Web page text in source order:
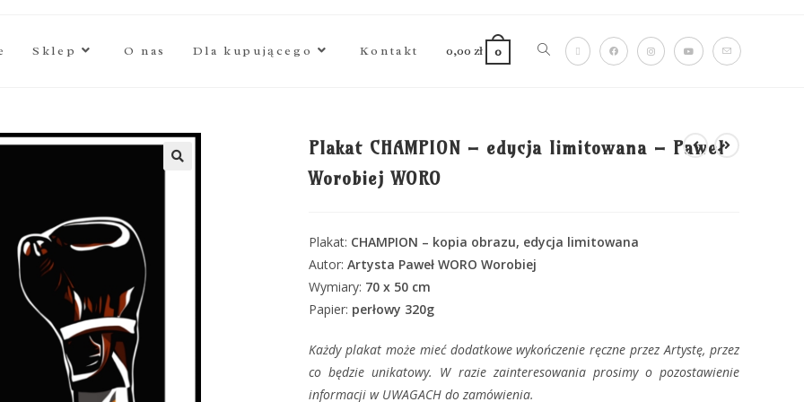
Sklep O nas Dla kupującego Kontakt 0,00 zł 0
Plakat CHAMPION – edycja limitowana – Paweł
Worobiej WORO
Plakat: CHAMPION – kopia obrazu, edycja limitowana
Autor: Artysta Paweł WORO Worobiej
Wymiary: 70 x 50 cm
Papier: perłowy 320g
Każdy plakat może mieć dodatkowe wykończenie ręczne przez Artystę, przez
co będzie unikatowy. W razie zainteresowania prosimy o pozostawienie
informacji w UWAGACH do zamówienia.